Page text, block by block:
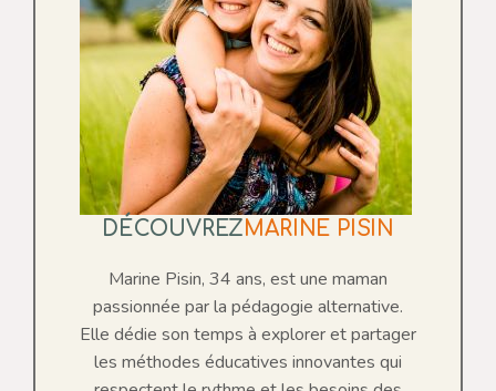
DÉCOUVREZMARINE PISIN
Marine Pisin, 34 ans, est une maman
passionnée par la pédagogie alternative.
Elle dédie son temps à explorer et partager
les méthodes éducatives innovantes qui